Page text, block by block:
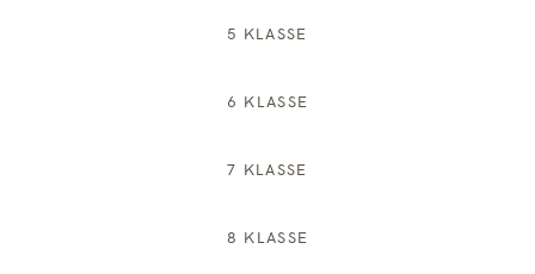
5 KLASSE
6 KLASSE
7 KLASSE
8 KLASSE